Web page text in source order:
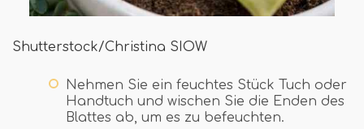
Shutterstock/Christina SIOW
Nehmen Sie ein feuchtes Stück Tuch oder
Handtuch und wischen Sie die Enden des
Blattes ab, um es zu befeuchten.